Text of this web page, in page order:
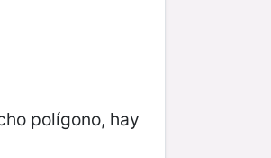
polígono, hay